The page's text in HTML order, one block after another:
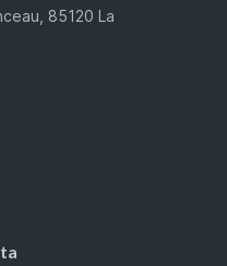
85120 La